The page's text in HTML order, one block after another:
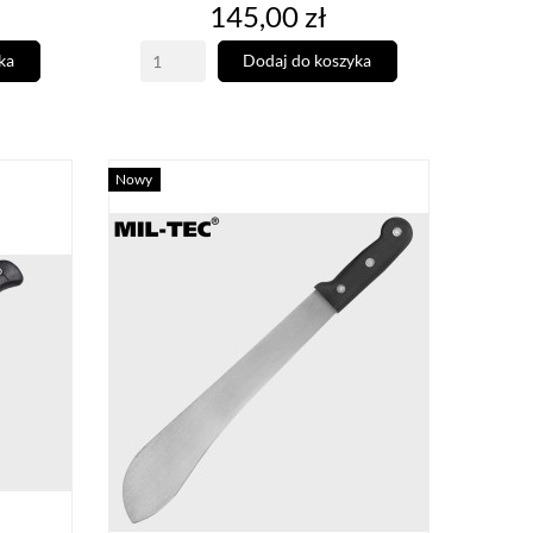
Cena
145,00 zł
Dodaj do koszyka
Nowy